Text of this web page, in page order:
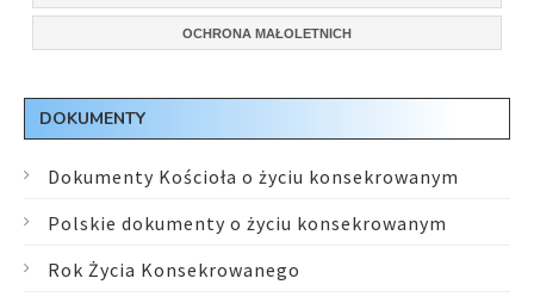
OCHRONA MAŁOLETNICH
DOKUMENTY
Dokumenty Kościoła o życiu konsekrowanym
Polskie dokumenty o życiu konsekrowanym
Rok Życia Konsekrowanego